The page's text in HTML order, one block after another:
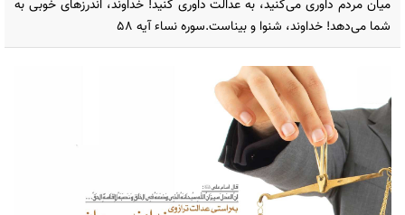
میان مردم داوری می‌کنید، به عدالت داوری کنید! خداوند، اندرزهای خوبی به
شما می‌دهد! خداوند، شنوا و بیناست.سوره نساء آیه ۵۸